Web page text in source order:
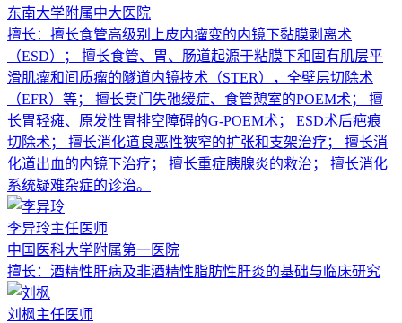
东南大学附属中大医院
擅长： 擅长食管高级别上皮内瘤变的内镜下黏膜剥离术
（ESD）； 擅长食管、胃、肠道起源于粘膜下和固有肌层平
滑肌瘤和间质瘤的隧道内镜技术（STER），全壁层切除术
（EFR）等； 擅长贲门失弛缓症、食管憩室的POEM术； 擅
长胃轻瘫、原发性胃排空障碍的G-POEM术； ESD术后疤痕
切除术； 擅长消化道良恶性狭窄的扩张和支架治疗； 擅长消
化道出血的内镜下治疗； 擅长重症胰腺炎的救治； 擅长消化
系统疑难杂症的诊治。
李异玲主任医师
中国医科大学附属第一医院
擅长： 酒精性肝病及非酒精性脂肪性肝炎的基础与临床研究
刘枫主任医师